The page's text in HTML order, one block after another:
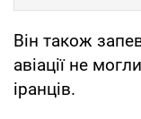
Він також
авіації не
іранців.